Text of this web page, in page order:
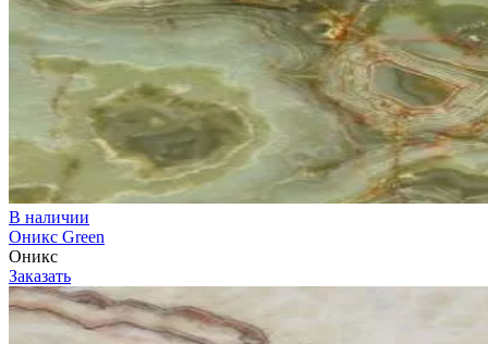
В наличии
Оникс Green
Оникс
Заказать